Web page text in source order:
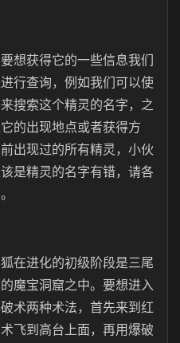
想获得它的一些信息我们
行查询，例如我们可以使
搜索这个精灵的名字，之
的出现地点或者获得方
出现过的所有精灵，小伙
是精灵的名字有错，请各
在进化的初级阶段是三尾
魔宝洞窟之中。要想进入
术两种术法，首先来到红
飞到高台上面，再用爆破